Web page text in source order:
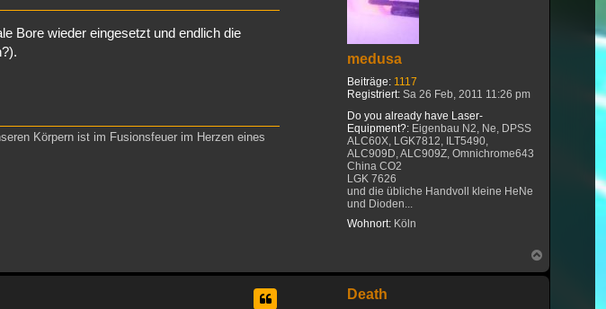
medusa
Beiträge: 1117
Registriert: Sa 26 Feb, 2011 11:26 pm
Do you already have Laser-
Equipment?: Eigenbau N2, Ne, DPSS
ALC60X, LGK7812, ILT5490,
ALC909D, ALC909Z, Omnichrome643
China CO2
LGK 7626
und die übliche Handvoll kleine HeNe
und Dioden...
Wohnort: Köln
Bore wieder eingesetzt und endlich die
Körpern ist im Fusionsfeuer im Herzen eines
oben
Death